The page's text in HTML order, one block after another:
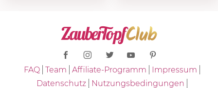
FAQ Team Affiliate-Programm
Impressum
Datenschutz
Nutzungsbedingungen